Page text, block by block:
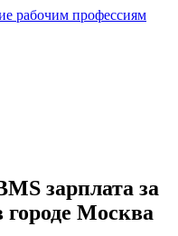
рабочим профессиям
зарплата за
городе Москва